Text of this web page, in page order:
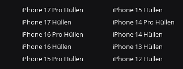
iPhone 17 Pro Hüllen
iPhone 17 Hüllen
iPhone 16 Pro Hüllen
iPhone 16 Hüllen
iPhone 15 Pro Hüllen
iPhone 15 Hüllen
iPhone 14 Pro Hüllen
iPhone 14 Hüllen
iPhone 13 Hüllen
iPhone 12 Hüllen